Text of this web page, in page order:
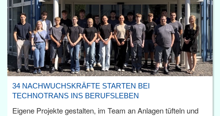
34 NACHWUCHSKRÄFTE STARTEN BEI
TECHNOTRANS INS BERUFSLEBEN
Eigene Projekte gestalten, im Team an Anlagen tüfteln und